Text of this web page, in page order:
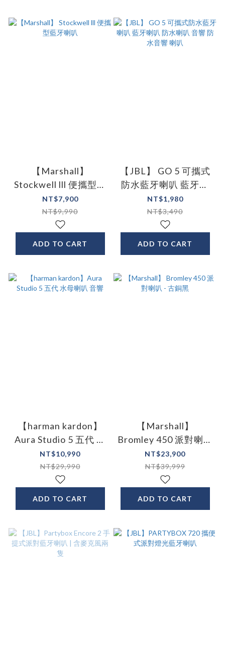
【Marshall】
Stockwell lll 便攜型藍
牙喇叭
NT$7,900
NT$9,990
ADD TO CART
【JBL】 GO 5 可攜式
防水藍牙喇叭 藍牙喇
叭 防水喇叭 音響 防水
音響 喇叭
NT$1,980
NT$3,490
ADD TO CART
【harman kardon】
Aura Studio 5 五代 水
母喇叭 音響
NT$10,990
NT$29,990
ADD TO CART
【Marshall】
Bromley 450 派對喇叭
- 古銅黑
NT$23,900
NT$39,999
ADD TO CART